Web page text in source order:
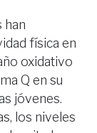
han
física en
oxidativo
Q en su
jóvenes.
los niveles